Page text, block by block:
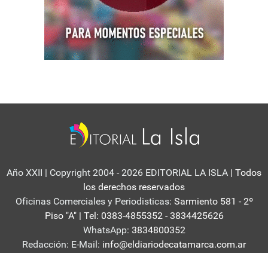
Año XXII | Copyright 2004 - 2026 EDITORIAL LA ISLA | Todos
los derechos reservados
Oficinas Comerciales y Periodisticas: Sarmiento 581 - 2º
Piso "A" | Tel: 0383-4855352 - 3834425626
WhatsApp: 3834800352
Redacción: E-Mail: info@eldiariodecatamarca.com.ar